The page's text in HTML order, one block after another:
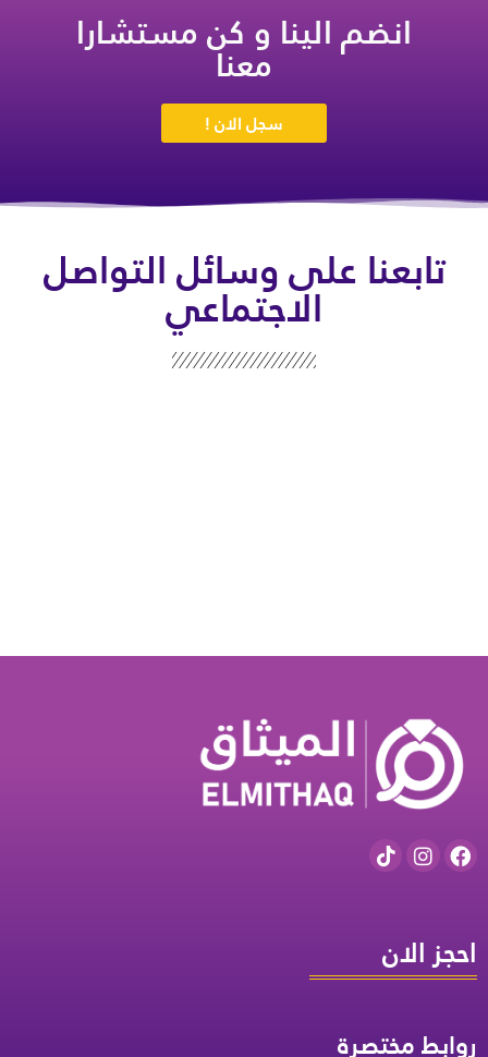
انضم الينا و كن مستشارا
معنا
سجل الان !
تابعنا على وسائل التواصل
الاجتماعي
احجز الان
روابط مختصرة